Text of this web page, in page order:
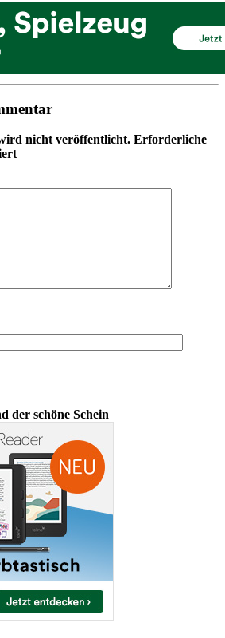
nicht veröffentlicht. Erforderliche